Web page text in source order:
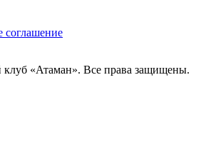
соглашение
клуб «Атаман». Все права защищены.